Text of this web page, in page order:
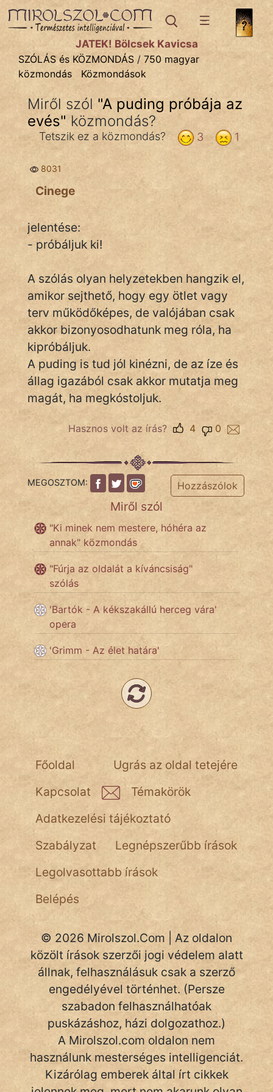
SZÓLÁS ÉS KÖZMONDÁStémák:
Bibliai
Kifejezések
Közmondások
Rímelő
Szóláscsoportok
Szólások
Tréfás
IRODALOM
SZÓLÁS
És
KÖZMONDÁS
PSZICHO
FILM
ÉLETMÓD
És
TÖRTÉNELEM
Népszerű szerzőink:
cinege
fantom
Jób Gedeon
vörös ördög
NapHold
pszichopati
Hoffer Botond
szemfüles
JÁTÉK! Bölcsek Kavicsa
SZÓLÁS és KÖZMONDÁS / 750 magyar
közmondás
Közmondások
Miről szól "A puding próbája az
evés" közmondás?
1
3
Tetszik ez a közmondás?
8031
Cinege
jelentése:
- próbáljuk ki!
A szólás olyan helyzetekben hangzik el,
amikor sejthető, hogy egy ötlet vagy
terv működőképes, de valójában csak
akkor bizonyosodhatunk meg róla, ha
kipróbáljuk.
A puding is tud jól kinézni, de az íze és
állag igazából csak akkor mutatja meg
magát, ha megkóstoljuk.
Hasznos volt az írás? 0
4
MEGOSZTOM: Hozzászólok
Miről szól
"Ki minek nem mestere, hóhéra az
annak" közmondás
"Fúrja az oldalát a kíváncsiság"
szólás
'Bartók - A kékszakállú herceg vára'
opera
'Grimm - Az élet határa'
Ugrás az oldal tetejére
Főoldal
Kapcsolat
Témakörök
Adatkezelési tájékoztató
Szabályzat
Legnépszerűbb írások
Legolvasottabb írások
Belépés
© 2026 Mirolszol.Com | Az oldalon
közölt írások szerzői jogi védelem alatt
állnak, felhasználásuk csak a szerző
engedélyével történhet. (Persze
szabadon felhasználhatóak
puskázáshoz, házi dolgozathoz.)
A Mirolszol.com oldalon nem
használunk mesterséges intelligenciát.
Kizárólag emberek által írt cikkek